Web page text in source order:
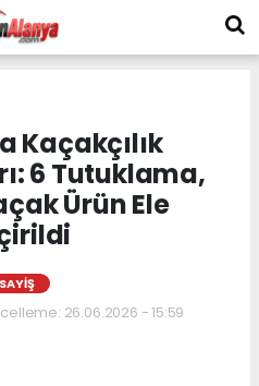
Kaçakçılık
6 Tutuklama,
Ürün Ele
26.06.2026 - 15:59